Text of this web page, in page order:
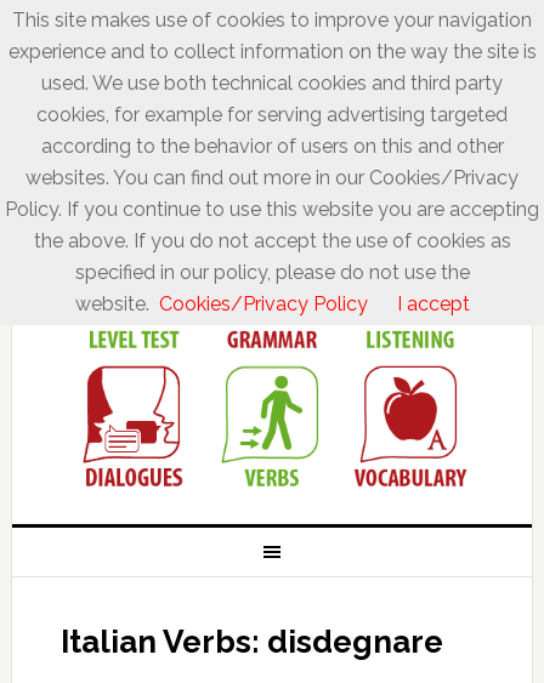
Italian Verbs: disdegnare
This site makes use of cookies to improve your navigation
experience and to collect information on the way the site is
used. We use both technical cookies and third party
cookies, for example for serving advertising targeted
according to the behavior of users on this and other
websites. You can find out more in our Cookies/Privacy
Policy. If you continue to use this website you are accepting
the above. If you do not accept the use of cookies as
specified in our policy, please do not use the
website. Cookies/Privacy Policy I accept